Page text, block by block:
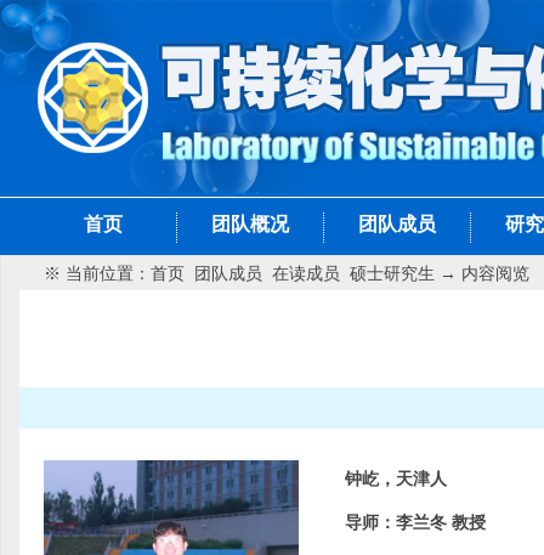
首页 团队概况 团队成员 研
※ 当前位置： 首页 团队成员 在读成员 硕士研究生 → 内容阅览
钟屹，天津人
导师：李兰冬 教授